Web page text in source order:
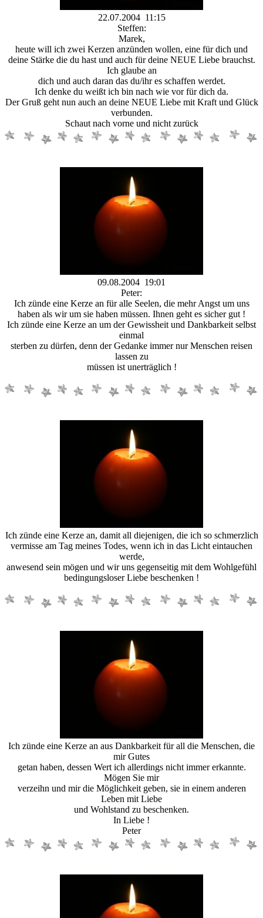
22.07.2004 11:15
Steffen:
Marek,
heute will ich zwei Kerzen anzünden wollen, eine für dich und
deine Stärke die du hast und auch für deine NEUE Liebe brauchst.
Ich glaube an
dich und auch daran das du/ihr es schaffen werdet.
Ich denke du weißt ich bin nach wie vor für dich da.
Der Gruß geht nun auch an deine NEUE Liebe mit Kraft und Glück
verbunden.
Schaut nach vorne und nicht zurück
09.08.2004 19:01
Peter:
Ich zünde eine Kerze an für alle Seelen, die mehr Angst um uns
haben als wir um sie haben müssen. Ihnen geht es sicher gut !
Ich zünde eine Kerze an um der Gewissheit und Dankbarkeit selbst
einmal
sterben zu dürfen, denn der Gedanke immer nur Menschen reisen
lassen zu
müssen ist unerträglich !
Ich zünde eine Kerze an, damit all diejenigen, die ich so schmerzlich
vermisse am Tag meines Todes, wenn ich in das Licht eintauchen
werde,
anwesend sein mögen und wir uns gegenseitig mit dem Wohlgefühl
bedingungsloser Liebe beschenken !
Ich zünde eine Kerze an aus Dankbarkeit für all die Menschen, die
mir Gutes
getan haben, dessen Wert ich allerdings nicht immer erkannte.
Mögen Sie mir
verzeihn und mir die Möglichkeit geben, sie in einem anderen
Leben mit Liebe
und Wohlstand zu beschenken.
In Liebe !
Peter